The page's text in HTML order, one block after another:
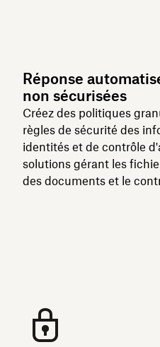
Réponse
non sécurisées
Créez des politiques
règles de sécurité des
identités et de contrôle
solutions gérant les
des documents et le